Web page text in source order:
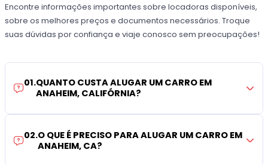
Encontre informações importantes sobre locadoras disponíveis,
sobre os melhores preços e documentos necessários. Troque
suas dúvidas por confiança e viaje conosco sem preocupações!
01.QUANTO CUSTA ALUGAR UM CARRO EM
ANAHEIM, CALIFÓRNIA?
02.O QUE É PRECISO PARA ALUGAR UM CARRO EM
ANAHEIM, CA?